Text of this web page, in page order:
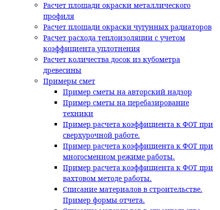
Расчет площади окраски металлического
профиля
Расчет площади окраски чугунных радиаторов
Расчет расхода теплоизоляции с учетом
коэффициента уплотнения
Расчет количества досок из кубометра
древесины
Примеры смет
Пример сметы на авторский надзор
Пример сметы на перебазирование
техники
Пример расчета коэффициента к ФОТ при
сверхурочной работе.
Пример расчета коэффициента к ФОТ при
многосменном режиме работы.
Пример расчета коэффициента к ФОТ при
вахтовом методе работы.
Списание материалов в строительстве.
Пример формы отчета.